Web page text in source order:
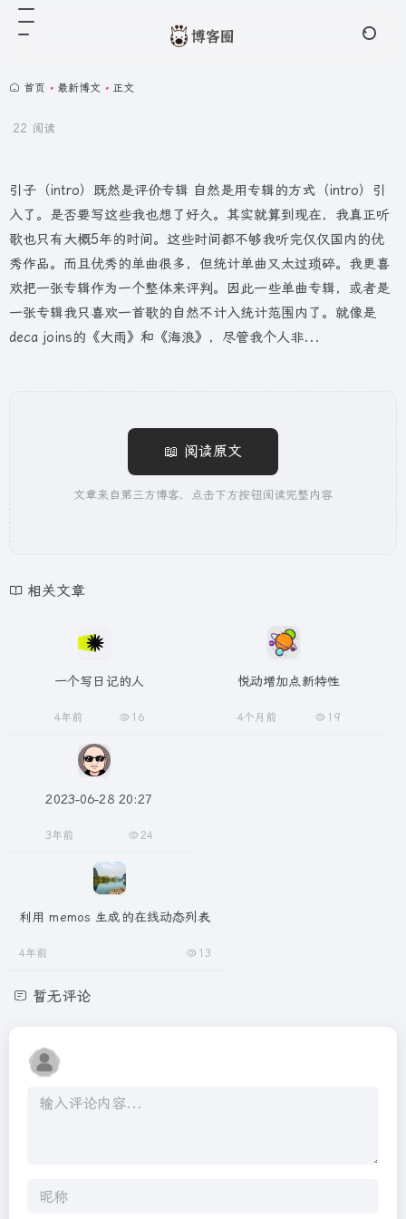
首页 • 最新博文 • 正文
22 阅读
引子（intro）既然是评价专辑 自然是用专辑的方式（intro）引
入了。是否要写这些我也想了好久。其实就算到现在，我真正听
歌也只有大概5年的时间。这些时间都不够我听完仅仅国内的优
秀作品。而且优秀的单曲很多，但统计单曲又太过琐碎。我更喜
欢把一张专辑作为一个整体来评判。因此一些单曲专辑，或者是
一张专辑我只喜欢一首歌的自然不计入统计范围内了。就像是
deca joins的《大雨》和《海浪》，尽管我个人非...
📖 阅读原文
文章来自第三方博客，点击下方按钮阅读完整内容
相关文章
一个写日记的人
4年前 16
悦动增加点新特性
4个月前 19
2023-06-28 20:27
3年前 24
利用 memos 生成的在线动态列表
4年前 13
暂无评论